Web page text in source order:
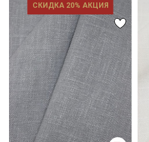
СКИДКА 20% АКЦИЯ